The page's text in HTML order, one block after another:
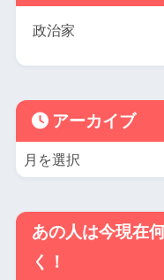
アーカイブ
あの人は今現在
く！